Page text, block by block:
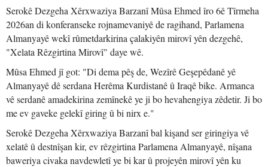
Serokê Dezgeha Xêrxwaziya Barzanî Mûsa Ehmed îro 6ê Tîrmeha
2026an di konferanseke rojnamevaniyê de ragihand, Parlamena
Almanyayê wekî rûmetdarkirina çalakiyên mirovî yên dezgehê,
"Xelata Rêzgirtina Mirovî" daye wê.
Mûsa Ehmed jî got: "Di dema pêş de, Wezîrê Geşepêdanê yê
Almanyayê dê serdana Herêma Kurdistanê û Iraqê bike. Armanca
vê serdanê amadekirina zemînekê ye ji bo hevahengiya zêdetir. Ji bo
me ev gaveke gelekî giring û bi nirx e."
Serokê Dezgeha Xêrxwaziya Barzanî bal kişand ser giringiya vê
xelatê û destnîşan kir, ev rêzgirtina Parlamena Almanyayê, nîşana
baweriya civaka navdewletî ye bi kar û projeyên mirovî yên ku